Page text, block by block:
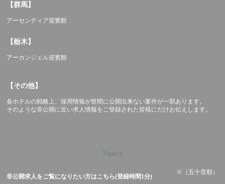
【群馬】
アーセンティア迎賓館
【栃木】
アーカンジェル迎賓館
【その他】
各ホテルの戦略上、採用情報が世間に公開出来ない案件が一部あります。
そのような非公開に近い求人情報をご登録された皆様にだけお伝えします。
Topics
非公開求人をご覧になりたい方はこちら(登録時間1分)
※（五十音順）